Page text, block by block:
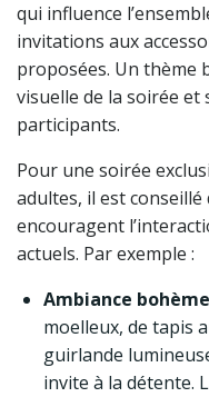
qui influence
invitations aux
proposées. Un thème
visuelle de la soirée et
participants.
Pour une soirée
adultes, il est
encouragent
actuels. Par exemple :
Ambiance
moelleux, de tapis
guirlande
invite à la détente.